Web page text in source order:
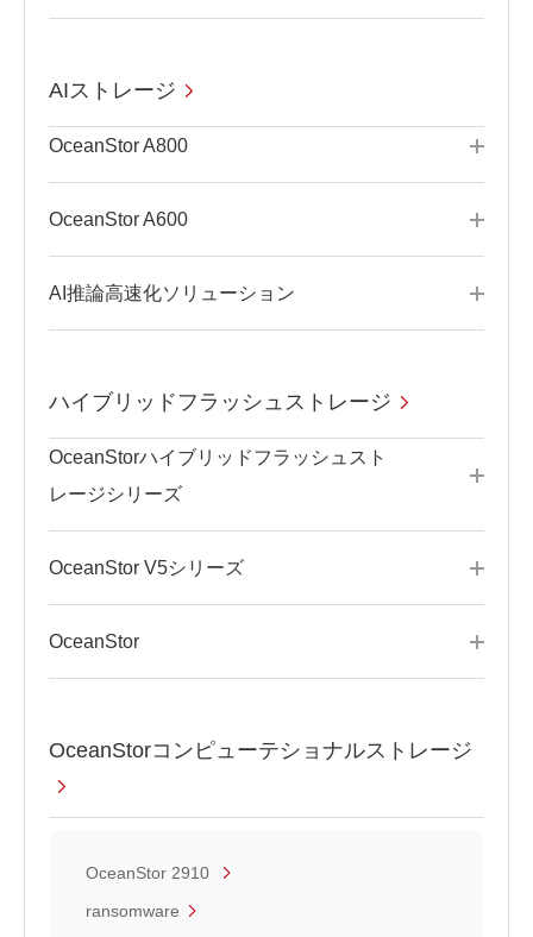
AIストレージ
OceanStor A800
OceanStor A600
AI推論高速化ソリューション
ハイブリッドフラッシュストレージ
OceanStorハイブリッドフラッシュスト
レージシリーズ
OceanStor V5シリーズ
OceanStor
OceanStorコンピューテショナルストレージ
OceanStor 2910
ransomware